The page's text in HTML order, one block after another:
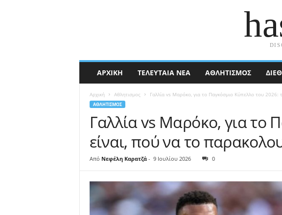
ΑΡΧΙΚΉ ΤΕΛΕΥΤΑΊΑ ΝΈΑ ΑΘΛΗΤΙΣΜΟΣ
Αρχική Αθλητισμος Γαλλία vs Μαρόκο, για το Παγκόσμιο Κύπελλο του 2026:
ΑΘΛΗΤΙΣΜΟΣ
Γαλλία vs Μαρόκο, για το
είναι, πού να το
Από Νεφέλη Καρατζά - 9 Ιουλίου 2026 0